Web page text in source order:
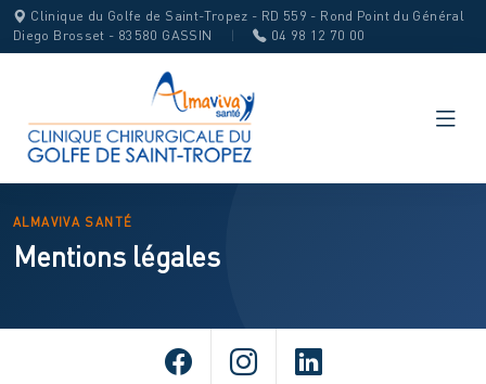
Clinique du Golfe de Saint-Tropez - RD 559 - Rond Point du Général
Diego Brosset - 83580 GASSIN
04 98 12 70 00
ALMAVIVA SANTÉ
Mentions légales